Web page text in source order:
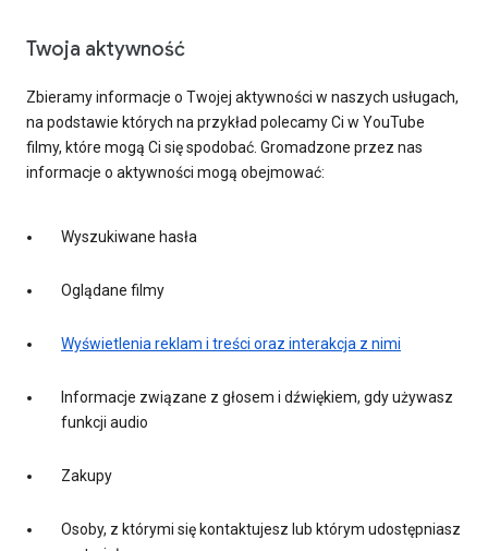
Twoja aktywność
Zbieramy informacje o Twojej aktywności w naszych usługach,
na podstawie których na przykład polecamy Ci w YouTube
filmy, które mogą Ci się spodobać. Gromadzone przez nas
informacje o aktywności mogą obejmować:
Wyszukiwane hasła
Oglądane filmy
Wyświetlenia reklam i treści oraz interakcja z nimi
Informacje związane z głosem i dźwiękiem, gdy używasz
funkcji audio
Zakupy
Osoby, z którymi się kontaktujesz lub którym udostępniasz